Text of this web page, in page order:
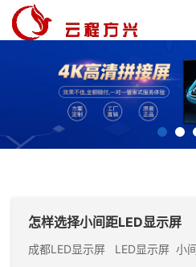
怎样选择小间距LED显示屏
成都LED显示屏 LED显示屏 小